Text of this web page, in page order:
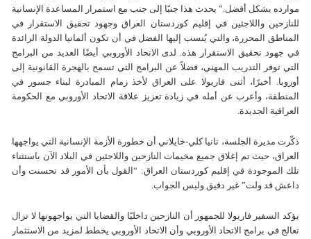
موارده بشكل أفضل.” يحدث هذا جنبًا إلى جنب مع استمرار المساعدة الإنسانية
للنازحين واللاجئين في إقليم كوردستان العراق وجهود تحقيق الاستقرار في
المناطق المحررة، والتي يُنسب إليها الفضل في أن تكون ألمانيا الدولة الرائدة
في جهود تحقيق الاستقرار هذه. لدى الاتحاد الأوروبي أيضًا العديد من البرامج
التي توفر التدريب المهني، فضلاً عن البرامج التي تسمح بالهجرة القانونية إلى
أوروبا. أخيرًا، أثنى فاریولا على العراق لأخذ زمام المبادرة لبناء جسور في
المنطقة، وأعرب عن أمله في زيادة تعزيز علاقة الاتحاد الأوروبي مع الحكومة
العراقية الجديدة.
ذكّرت مدیرة الجلسة، تانيا کلي-خايلاني أن خطورة الأزمة الإنسانية التي يواجهها
العراق، حيث تم إغلاق جميع مخيمات النازحين واللاجئين في البلاد الآن باستثناء
تلك الموجودة في إقليم كوردستان العراق: “القول بأن الأمور قد تحسنت وأن
داعش قد ولت” غير دقيق وليس الجواب.
يؤكد السفير فاریولا للجمهور أن النازحين داخليًا والقضايا التي يواجهونها لا تزال
تعالج في برامج الاتحاد الأوروبي وأن الاتحاد الأوروبي يخطط لمزيد من الاستثمار